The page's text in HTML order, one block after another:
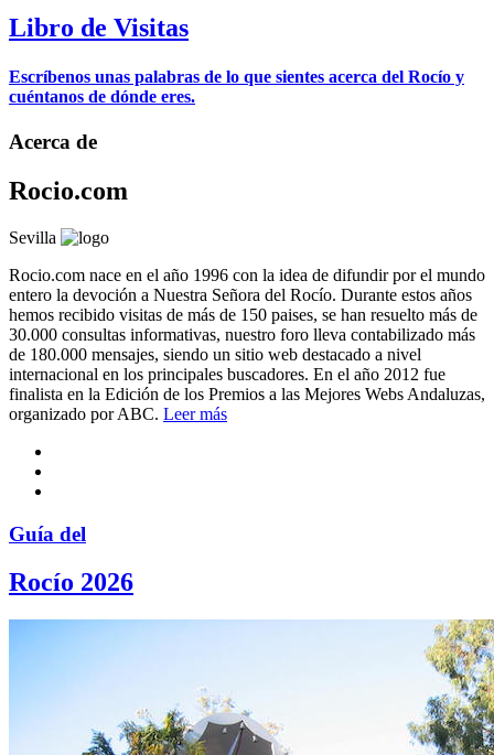
Libro de Visitas
Escríbenos unas palabras de lo que sientes acerca del Rocío y
cuéntanos de dónde eres.
Acerca de
Rocio.com
Sevilla
Rocio.com nace en el año 1996 con la idea de difundir por el mundo
entero la devoción a Nuestra Señora del Rocío. Durante estos años
hemos recibido visitas de más de 150 paises, se han resuelto más de
30.000 consultas informativas, nuestro foro lleva contabilizado más
de 180.000 mensajes, siendo un sitio web destacado a nivel
internacional en los principales buscadores. En el año 2012 fue
finalista en la Edición de los Premios a las Mejores Webs Andaluzas,
organizado por ABC. Leer más
Guía del
Rocío 2026